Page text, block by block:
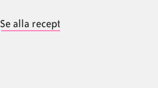
Se alla recept